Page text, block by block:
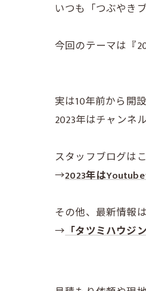
いつも「つぶやき
今回のテーマは『
実は10年前から開
2023年はチャンネ
スタッフブログは
→2023年は
その他、最新情報
→「タツミハウジ